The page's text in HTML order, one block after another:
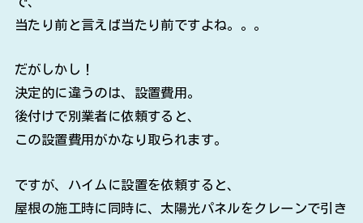
当たり前と言えば当たり前ですよね。。。
だがしかし！
決定的に違うのは、設置費用。
後付けで別業者に依頼すると、
この設置費用がかなり取られます。
ですが、ハイムに設置を依頼すると、
屋根の施工時に同時に、太陽光パネルをクレーンで引き